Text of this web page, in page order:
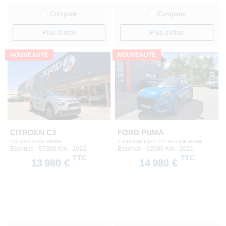
Comparer
Plus d'infos
Comparer
Plus d'infos
NOUVEAUTÉ
CITROEN C3
110 S&S ETA6 SHINE
Essence - 57300 Km - 2022
13 980 € TTC
NOUVEAUTÉ
FORD PUMA
1.0 ECOBOOST 125 ST-LINE BVM6
Essence - 62500 Km - 2021
14 980 € TTC